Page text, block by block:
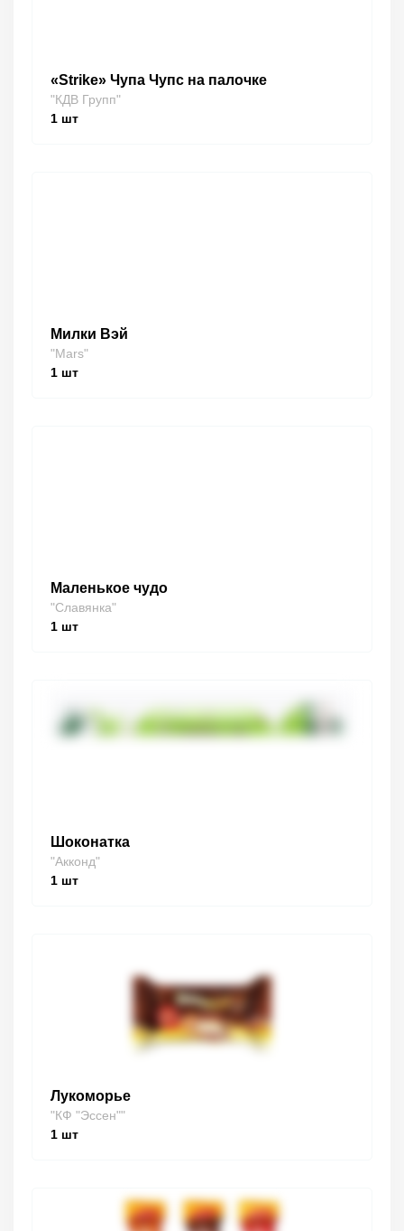
«Strike» Чупа Чупс на палочке
"КДВ Групп"
1 шт
Милки Вэй
"Mars"
1 шт
Маленькое чудо
"Славянка"
1 шт
Шоконатка
"Акконд"
1 шт
Лукоморье
"КФ "Эссен""
1 шт